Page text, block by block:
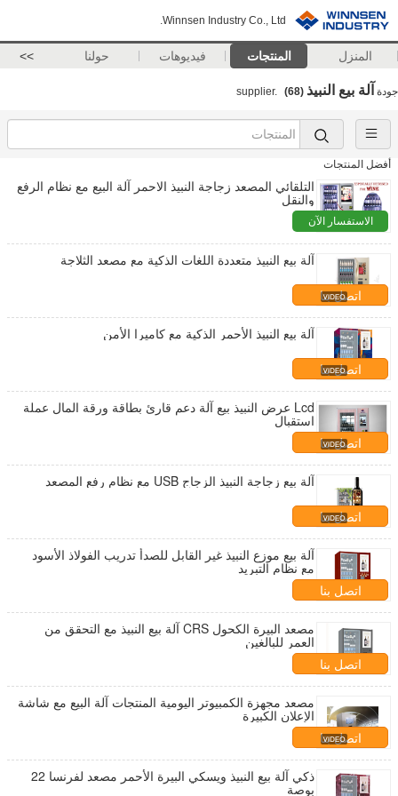
Winnsen Industry Co., Ltd.
المنزل المنتجات فيديوهات حولنا >>
جودة آلة بيع النبيذ (68)
أفضل المنتجات
التلقائي المصعد زجاجة النبيذ الاحمر آلة البيع مع نظام الرفع
والنقل
الاستفسار الآن
آلة بيع النبيذ متعددة اللغات الذكية مع مصعد الثلاجة
اتصل بنا
آلة بيع النبيذ الأحمر الذكية مع كاميرا الأمن
اتصل بنا
Lcd عرض النبيذ بيع آلة دعم قارئ بطاقة ورقة المال عملة
استقبال
اتصل بنا
آلة بيع زجاجة النبيذ الزجاج USB مع نظام رفع المصعد
اتصل بنا
آلة بيع موزع النبيذ غير القابل للصدأ تدريب الفولاذ الأسود
مع نظام التبريد
اتصل بنا
مصعد البيرة الكحول CRS آلة بيع النبيذ مع التحقق من
العمر للبالغين
اتصل بنا
مصعد مجهزة الكمبيوتر اليومية المنتجات آلة البيع مع شاشة
الإعلان الكبيرة
اتصل بنا
ذكي آلة بيع النبيذ ويسكي البيرة الأحمر مصعد لفرنسا 22
بوصة